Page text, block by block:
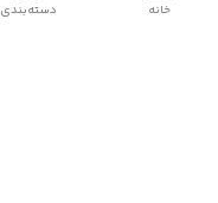
دسته‌بندی خانه